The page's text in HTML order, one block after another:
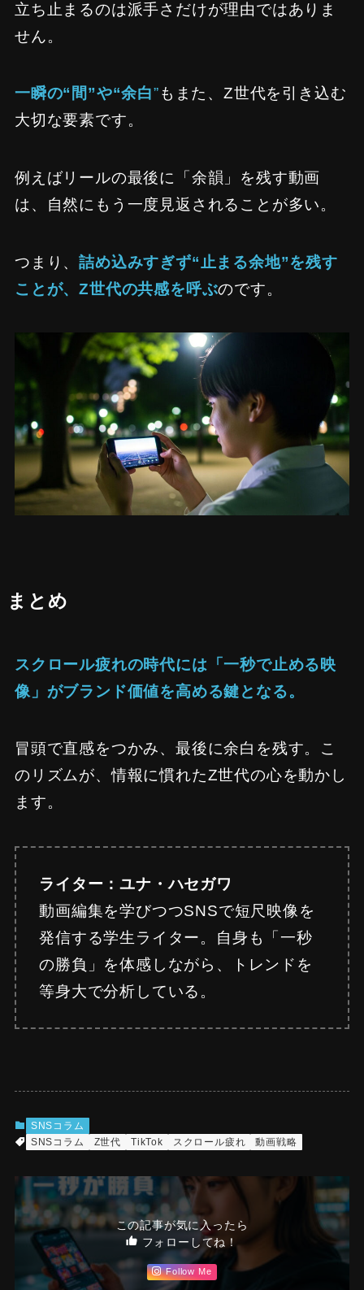
立ち止まるのは派手さだけが理由ではありま
せん。
一瞬の“間”や“余白”もまた、Z世代を引き込む
大切な要素です。
例えばリールの最後に「余韻」を残す動画
は、自然にもう一度見返されることが多い。
つまり、詰め込みすぎず“止まる余地”を残す
ことが、Z世代の共感を呼ぶのです。
まとめ
スクロール疲れの時代には「一秒で止める映
像」がブランド価値を高める鍵となる。
冒頭で直感をつかみ、最後に余白を残す。こ
のリズムが、情報に慣れたZ世代の心を動かし
ます。
ライター：ユナ・ハセガワ
動画編集を学びつつSNSで短尺映像を
発信する学生ライター。自身も「一秒
の勝負」を体感しながら、トレンドを
等身大で分析している。
SNSコラム
SNSコラム
Z世代 TikTok スクロール疲れ 動画戦略
この記事が気に入ったら
フォローしてね！
Follow Me